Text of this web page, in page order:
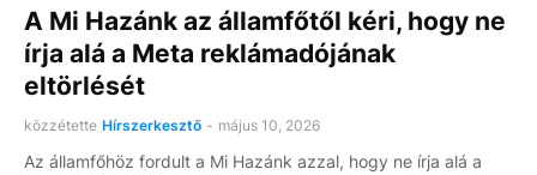
A Mi Hazánk az államfőtől kéri, hogy ne
írja alá a Meta reklámadójának
eltörlését
közzétette Hírszerkesztő - május 10, 2026
Az államfőhöz fordult a Mi Hazánk azzal, hogy ne írja alá a